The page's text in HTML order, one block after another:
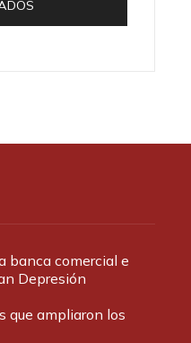
banca comercial e
Depresión
que ampliaron los